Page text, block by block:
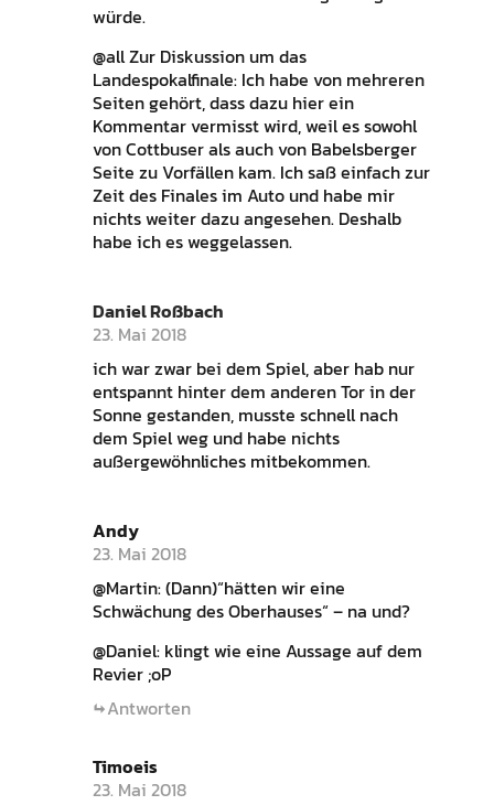
würde.
@all Zur Diskussion um das
Landespokalfinale: Ich habe von mehreren
Seiten gehört, dass dazu hier ein
Kommentar vermisst wird, weil es sowohl
von Cottbuser als auch von Babelsberger
Seite zu Vorfällen kam. Ich saß einfach zur
Zeit des Finales im Auto und habe mir
nichts weiter dazu angesehen. Deshalb
habe ich es weggelassen.
Daniel Roßbach
23. Mai 2018
ich war zwar bei dem Spiel, aber hab nur
entspannt hinter dem anderen Tor in der
Sonne gestanden, musste schnell nach
dem Spiel weg und habe nichts
außergewöhnliches mitbekommen.
Andy
23. Mai 2018
@Martin: (Dann)“hätten wir eine
Schwächung des Oberhauses“ – na und?
@Daniel: klingt wie eine Aussage auf dem
Revier ;oP
Antworten
Timoeis
23. Mai 2018